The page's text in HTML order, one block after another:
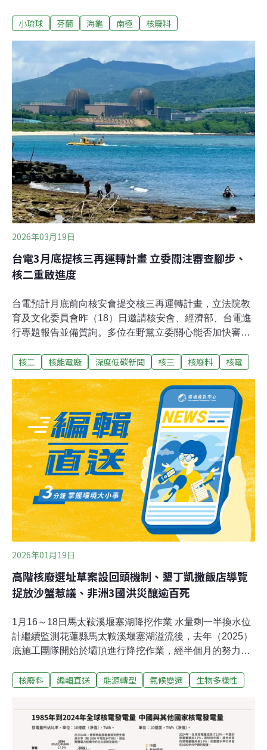
塑膠袋有望快速出產，對於穩定國內塑膠袋價格有幫助。
萬桶原油的油輪有望在這期間返台，因為目前國內平均每
日使用15萬桶，經濟部則評估加上現存量約可使用到5
月。（公視新聞網報導）綠島潛水船擱淺 船體拖離途中斷
裂沉沒綠島一艘載客潛水船4日擱淺在公館漁港外堤防，
雖然沒有人員傷亡，但隔天拖離時船身破裂沉沒海底，由
於附近還有珊瑚礁，又正值珊瑚產卵季節，船身碰撞恐怕
會影響生態。縣府已要求業者盡快打撈，有當地民眾也發
現有部份油污漂進漁港；不過縣府表示，船上的油料已抽
完，可能是機具的潤滑油，會再密切監控。（公視新聞網
PNN報導）
小琉球 芬蘭 海龜 南極 核廢料
2026年03月19日
台電3月底提核三再運轉計畫 立委關注審查腳步、
核二重啟進度
台電預計月底前向核安會提交核三再運轉計畫，立法院教
育及文化委員會昨（18）日邀請核安會、經濟部、台電進
行專題報告並備質詢。多位在野黨立委關心能否加快審查
定，「報告如果越詳盡，我們審查時間會越短。」但在面
三有可能性。核三再運轉審查程序為何 立委要求向民眾說
清楚經濟部去（2025）年11月底核定各核電廠的現況報
告，評估核二、三廠有再運轉條件，其中相對具可行性的
是核三廠。台電表示，相關文件已完備，預計於本月底向
核安會提報再運轉計畫。民進黨立委陳培瑜指出，近期外
界常誤以為台電只要「把功課寫完交出去」，核安會就能
迅速完成審查並重啟核三廠，要求政府應向民眾釐清審查
程序。核安管制組組長高斌說明，核安會收到台電的再運
轉計畫、自主安全檢查報告後，會先執行程序審查，確認
報告內容完整、符合法規要求，然後召開專
核二 核能電廠 深度低碳新聞 核三 核廢料 核電
2026年01月19日
高階核廢選址草案設回頭機制、墾丁凱撒飯店導覽
捉放沙蟹惹議、非洲3國洪災釀逾百死
1月16～18日馬太鞍溪堰塞湖降挖作業 水量剩一半換水位
計繼續監測花蓮縣馬太鞍溪堰塞湖溢流後，去年（2025）
底施工團隊開始於壩頂進行降挖作業，經半個月的努力，
公尺。成功大學團隊也於15日出動直升機回收舊水位計並
目前施工的挑戰還有很多，包含落石及石塊彈跳風險，新
崩塌的土方影響運輸車輛通行也曾是一個問題，後經由私
人直升機吊掛物資排除。除此之外，原先的投入式水位計
核廢料 編輯直送 能源轉型 氣候變遷 生物多樣性